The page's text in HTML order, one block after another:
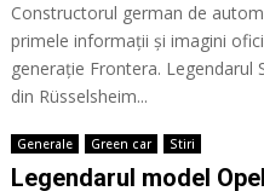
Constructorul german de
primele informații și imagini
generație Frontera. Legendarul
din Rüsselsheim...
Generale Green car Stiri
Legendarul model